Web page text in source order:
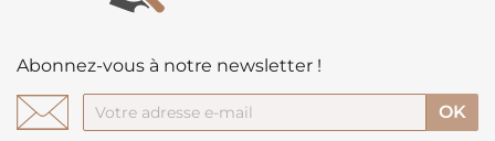
Abonnez-vous à notre newsletter !